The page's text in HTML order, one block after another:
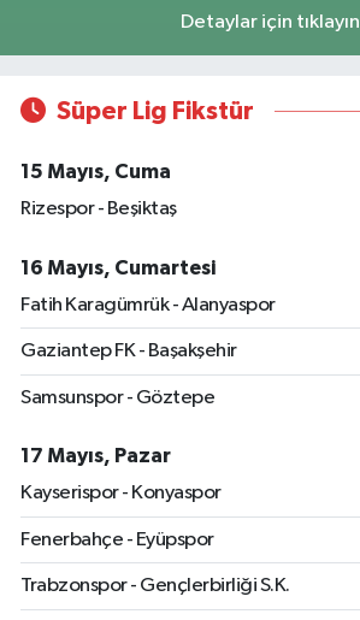
Detaylar için tıklayın
Süper Lig Fikstür
15 Mayıs, Cuma
Rizespor - Beşiktaş
16 Mayıs, Cumartesi
Fatih Karagümrük - Alanyaspor
Gaziantep FK - Başakşehir
Samsunspor - Göztepe
17 Mayıs, Pazar
Kayserispor - Konyaspor
Fenerbahçe - Eyüpspor
Trabzonspor - Gençlerbirliği S.K.